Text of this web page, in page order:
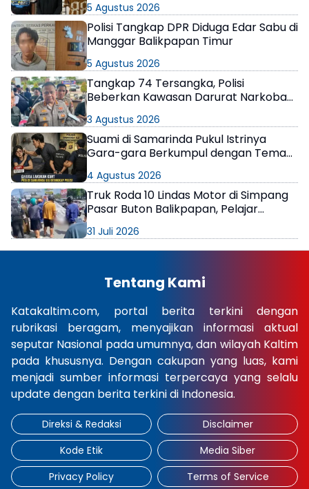
5 Agustus 2026
Polisi Tangkap DPR Diduga Edar Sabu di
Manggar Balikpapan Timur
5 Agustus 2026
Tangkap 74 Tersangka, Polisi
Beberkan Kawasan Darurat Narkoba
3 Agustus 2026
Suami di Samarinda Pukul Istrinya
Gara-gara Berkumpul dengan Teman
4 Agustus 2026
Truk Roda 10 Lindas Motor di Simpang
Pasar Buton Balikpapan, Pelajar
31 Juli 2026
Tentang Kami
Katakaltim.com, portal berita terkini dengan
rubrikasi beragam, menyajikan informasi aktual
seputar Nasional pada umumnya, dan wilayah Kaltim
pada khususnya. Dengan cakupan yang luas, kami
menjadi sumber informasi terpercaya yang selalu
update dengan berita terkini di Indonesia.
Direksi & Redaksi
Disclaimer
Kode Etik
Media Siber
Privacy Policy
Terms of Service